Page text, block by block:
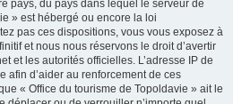
pays, du pays dans lequel le serveur de
» est hébergé ou encore la loi
pas ces dispositions, vous vous exposez à
et nous nous réservons le droit d’avertir
et les autorités officielles. L’adresse IP de
afin d’aider au renforcement de ces
« Office du tourisme de Topoldavie » ait le